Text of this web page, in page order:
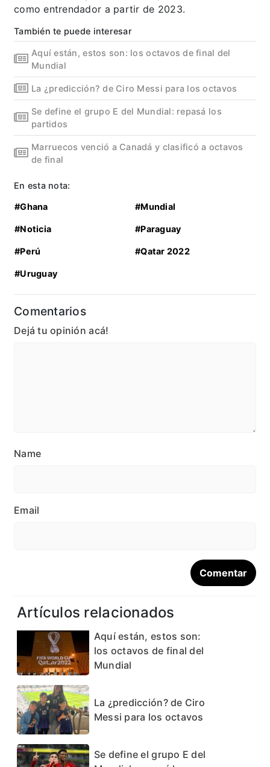
como entrendador a partir de 2023.
También te puede interesar
Aquí están, estos son: los octavos de final del
Mundial
La ¿predicción? de Ciro Messi para los octavos
Se define el grupo E del Mundial: repasá los
partidos
Marruecos venció a Canadá y clasificó a octavos
de final
En esta nota:
#Ghana #Mundial
#Noticia #Paraguay
#Perú #Qatar 2022
#Uruguay
Comentarios
Dejá tu opinión acá!
Name
Email
Artículos relacionados
Aquí están, estos son:
los octavos de final del
Mundial
La ¿predicción? de Ciro
Messi para los octavos
Se define el grupo E del